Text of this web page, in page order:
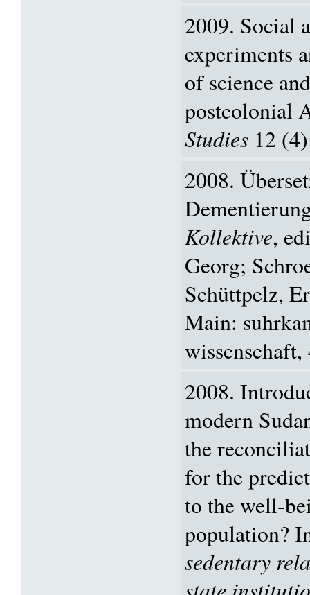
2009. Social
experiments
of science
postcolonial
Studies 12
2008.
Kollektive,
Georg;
Schüttpelz,
Main:
2008.
modern
the
for the
to the well-
population?
sedentary